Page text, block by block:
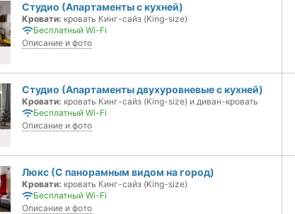
Студио (Апартаменты с кухней)
Кровати: кровать Кинг-сайз (King-size)
Бесплатный Wi-Fi
Описание и фото
Студио (Апартаменты двухуровневые с кухней)
Кровати: кровать Кинг-сайз (King-size) и диван-кровать
Бесплатный Wi-Fi
Описание и фото
Люкс (С панорамным видом на город)
Кровати: кровать Кинг-сайз (King-size)
Бесплатный Wi-Fi
Описание и фото